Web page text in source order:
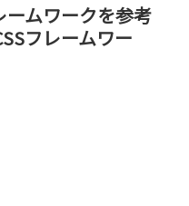
ームワークを参考
フレームワー